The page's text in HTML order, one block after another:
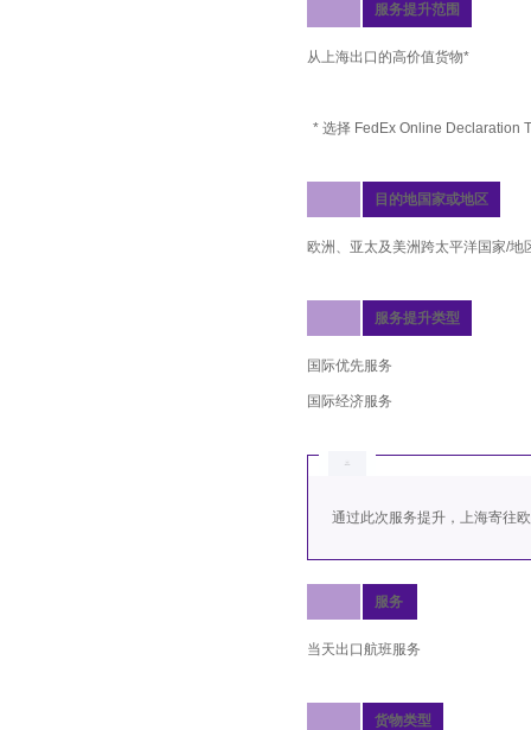
服务提升范围
从上海出口的高价值货物*
* 选择 FedEx Online Declaration
目的地国家或地区
欧洲、亚太及美洲跨太平洋国家/地
服务提升类型
国际优先服务
国际经济服务
通过此次服务提升，上海寄往
服务
当天出口航班服务
货物类型